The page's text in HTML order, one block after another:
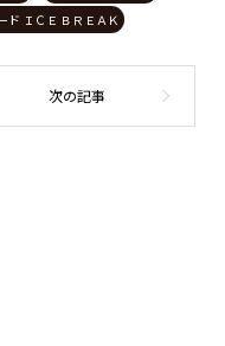
ド ＩＣＥ ＢＲＥＡＫ